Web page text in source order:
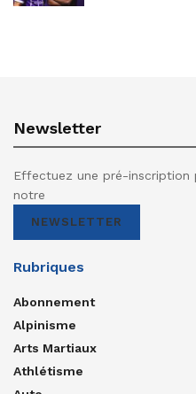
Newsletter
Effectuez une pré-inscription
notre
NEWSLETTER
Rubriques
Abonnement
Alpinisme
Arts Martiaux
Athlétisme